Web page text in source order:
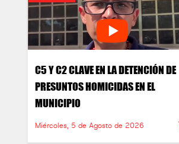
C5 Y C2 CLAVE EN LA DETENCIÓN DE
PRESUNTOS HOMICIDAS EN EL
MUNICIPIO
Miércoles, 5 de Agosto de 2026